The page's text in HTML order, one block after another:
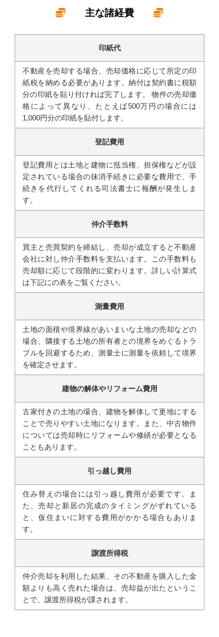
主な諸経費
印紙代
不動産を売却する場合、売却価格に応じて所定の印
紙税を納める必要があります。納付は契約書に税額
分の印紙を貼り付ければ完了します。 物件の売却価
格によって異なり、たとえば500万円の場合には
1,000円分の印紙を貼付します。
登記費用
登記費用とは土地と建物に抵当権、担保権などが設
定されている場合の抹消手続きに必要な費用で、手
続きを代行してくれる司法書士に報酬が発生しま
す。
仲介手数料
買主と売買契約を締結し、売却が成立すると不動産
会社に対し仲介手数料を支払います。この手数料も
売却額に応じて段階的に変わります。詳しい計算式
は下記にの表をご覧ください。
測量費用
土地の面積や境界線があいまいな土地の売却などの
場合、隣接する土地の所有者との境界をめぐるトラ
ブルを回避するため、測量士に測量を依頼して境界
を確定させます。
建物の解体やリフォーム費用
古家付きの土地の場合、建物を解体して更地にする
ことで売りやすい土地になります。また、中古物件
については売却時にリフォームや修繕が必要となる
こともあります。
引っ越し費用
住み替えの場合には引っ越し費用が必要です。ま
た、売却と新居の完成のタイミングがずれている
と、仮住まいに対する費用がかかる場合もありま
す。
譲渡所得税
仲介売却を利用した結果、その不動産を購入した金
額よりも高く売れた場合は、売却益が出たというこ
とで、譲渡所得税が課されます。